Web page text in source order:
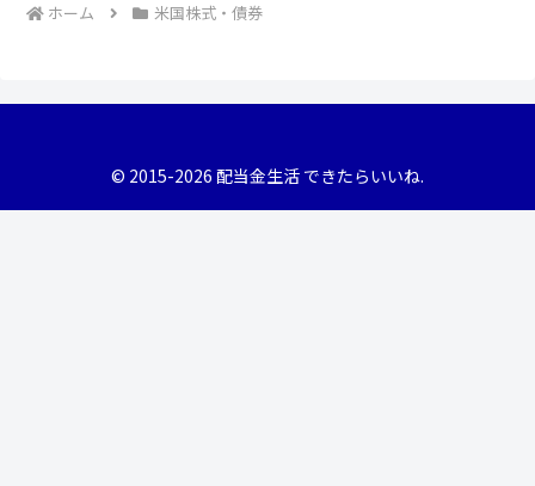
ホーム 米国株式・債券
© 2015-2026 配当金生活 できたらいいね.